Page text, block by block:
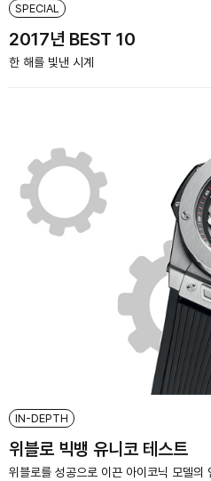
SPECIAL
2017년 BEST 10
한 해를 빛낸 시계
IN-DEPTH
위블로 빅뱅 유니코 테스트
위블로를 성공으로 이끈 아이코닉 모델의